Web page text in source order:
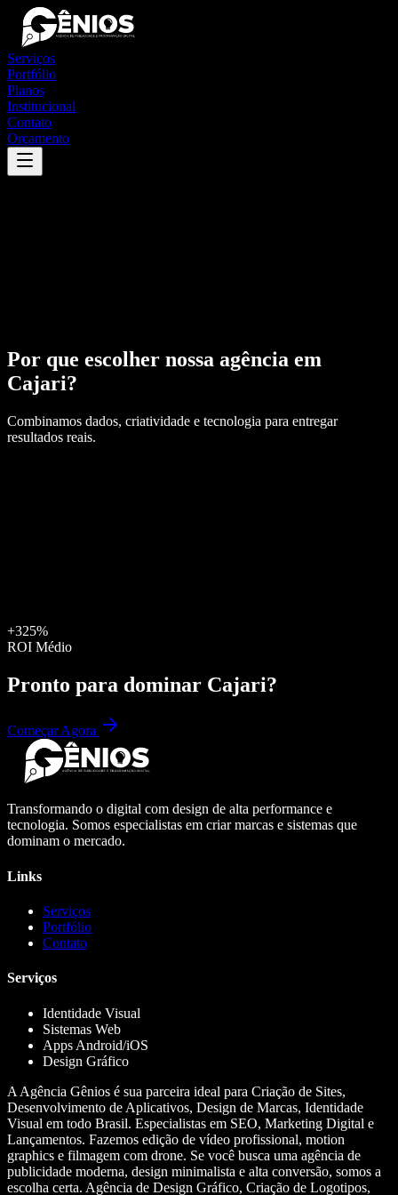
Serviços
Portfólio
Planos
Institucional
Contato
Orçamento
Por que escolher nossa agência em
Cajari?
Combinamos dados, criatividade e tecnologia para entregar
resultados reais.
+325%
ROI Médio
Pronto para dominar Cajari?
Começar Agora
Transformando o digital com design de alta performance e
tecnologia. Somos especialistas em criar marcas e sistemas que
dominam o mercado.
Links
Serviços
Portfólio
Contato
Serviços
Identidade Visual
Sistemas Web
Apps Android/iOS
Design Gráfico
A Agência Gênios é sua parceira ideal para Criação de Sites,
Desenvolvimento de Aplicativos, Design de Marcas, Identidade
Visual em todo Brasil. Especialistas em SEO, Marketing Digital e
Lançamentos. Fazemos edição de vídeo profissional, motion
graphics e filmagem com drone. Se você busca uma agência de
publicidade moderna, design minimalista e alta conversão, somos a
escolha certa. Agência de Design Gráfico, Criação de Logotipos,